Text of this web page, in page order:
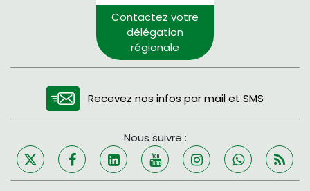
Contactez votre
délégation
régionale
Recevez nos infos par mail et SMS
Nous suivre :